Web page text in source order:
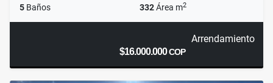
5 Baños 332Área m2
Arrendamiento
$16.000.000COP